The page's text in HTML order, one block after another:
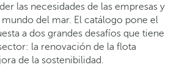
las necesidades de las empresas y
del mar. El catálogo pone el
a dos grandes desafíos que tiene
la renovación de la flota
de la sostenibilidad.